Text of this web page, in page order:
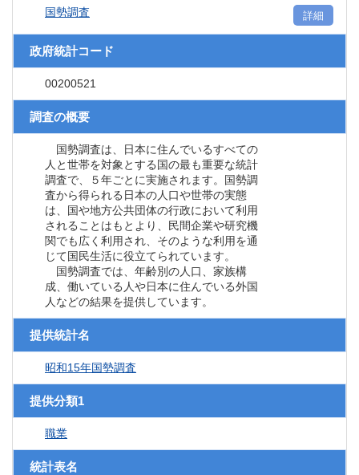
国勢調査 詳細
政府統計コード
00200521
調査の概要
国勢調査は、日本に住んでいるすべての
人と世帯を対象とする国の最も重要な統計
調査で、５年ごとに実施されます。国勢調
査から得られる日本の人口や世帯の実態
は、国や地方公共団体の行政において利用
されることはもとより、民間企業や研究機
関でも広く利用され、そのような利用を通
じて国民生活に役立てられています。
国勢調査では、年齢別の人口、家族構
成、働いている人や日本に住んでいる外国
人などの結果を提供しています。
提供統計名
昭和15年国勢調査
提供分類1
職業
統計表名